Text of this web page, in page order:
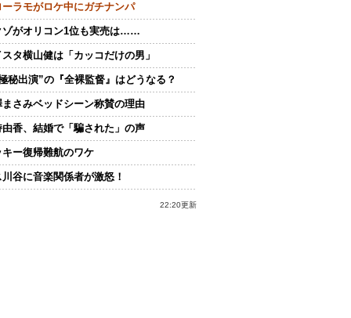
ーラモがロケ中にガチナンパ
ゾがオリコン1位も実売は……
タ横山健は「カッコだけの男」
秘出演”の『全裸監督』はどうなる？
まさみベッドシーン称賛の理由
由香、結婚で「騙された」の声
キー復帰難航のワケ
谷に音楽関係者が激怒！
22:20更新